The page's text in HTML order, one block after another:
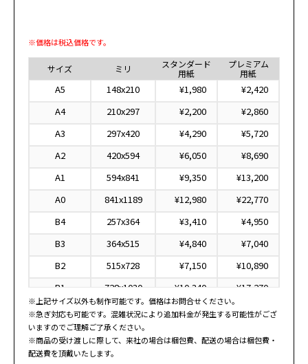
※価格は税込価格です。
サイズ ミリ
スタンダード
用紙
プレミアム
用紙
A5 148x210 ¥1,980
¥2,420
A4
210x297 ¥2,200
¥2,860
A3
297x420 ¥4,290
¥5,720
A2
420x594 ¥6,050
¥8,690
A1
594x841 ¥9,350
¥13,200
A0
841x1189 ¥12,980
¥22,770
B4
257x364 ¥3,410
¥4,950
B3
364x515 ¥4,840
¥7,040
B2
515x728 ¥7,150
¥10,890
B1
728x1030 ¥10,340
¥17,270
B0
1030x1456 ¥15,180
¥26,730
*
1200x1800
*
1500x2000
※上記サイズ以外も制作可能です。価格はお問合せください。
※急ぎ対応も可能です。混雑状況により追加料金が発生する可能性がござ
いますのでご理解ご了承ください。
※商品の受け渡しに際して、来社の場合は梱包費、配送の場合は梱包費・
配送費を頂戴いたします。